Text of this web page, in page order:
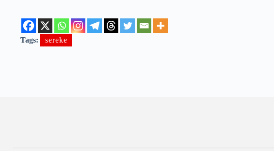
Tags: sereke